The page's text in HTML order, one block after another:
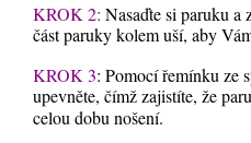
KROK 2: Nasaďte si paruku a
část paruky kolem uší, aby
KROK 3: Pomocí řemínku ze
upevněte, čímž zajistíte, že
celou dobu nošení.